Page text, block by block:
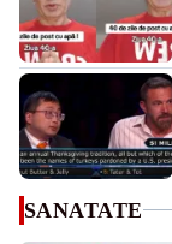
SANATATE